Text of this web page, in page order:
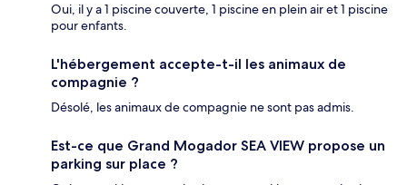
Oui, il y a 1 piscine couverte, 1 piscine en plein air et 1 piscine
pour enfants.
L'hébergement accepte-t-il les animaux de
compagnie ?
Désolé, les animaux de compagnie ne sont pas admis.
Est-ce que Grand Mogador SEA VIEW propose un
parking sur place ?